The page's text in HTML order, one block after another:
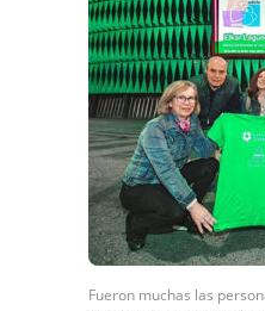
Fueron muchas las